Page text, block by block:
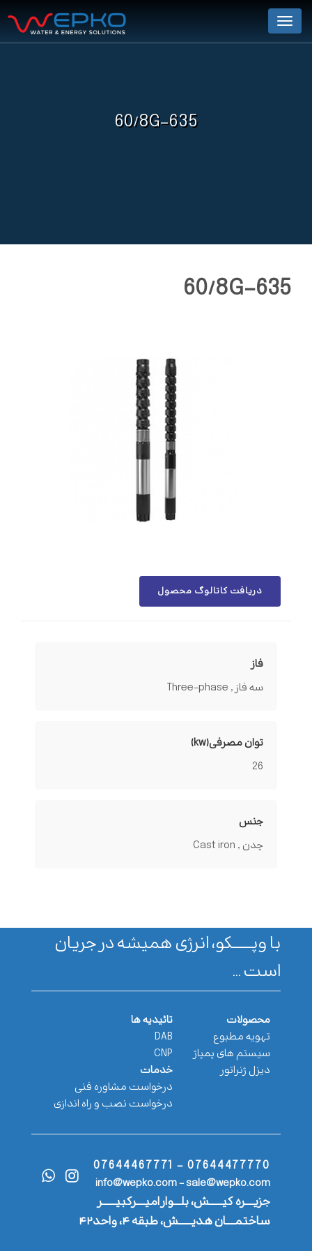
Menu
60/8G-635
60/8G-635
دریافت کاتالوگ محصول
فاز
سه فاز , Three-phase
توان مصرفی(kw)
26
جنس
چدن , Cast iron
با وپـــــــکو، انرژی همیشه در جریان
است ...
محصولات
تهویه مطبوع
سیستم های پمپاژ
دیزل ژنراتور
تائیدیه ها
DAB
CNP
خدمات
درخواست مشاوره فنی
درخواست نصب و راه اندازی
07644477770 - 07644467771
info@wepko.com - sale@wepko.com
جزیــــره کیــــــش، بلـــوار امیــــرکبیــــــر
ساختمــــان هدیــــــش، طبقه ۴، واحد۴۲